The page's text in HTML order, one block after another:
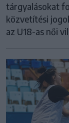
tárgyalásokat
közvetítési
az U18-as női